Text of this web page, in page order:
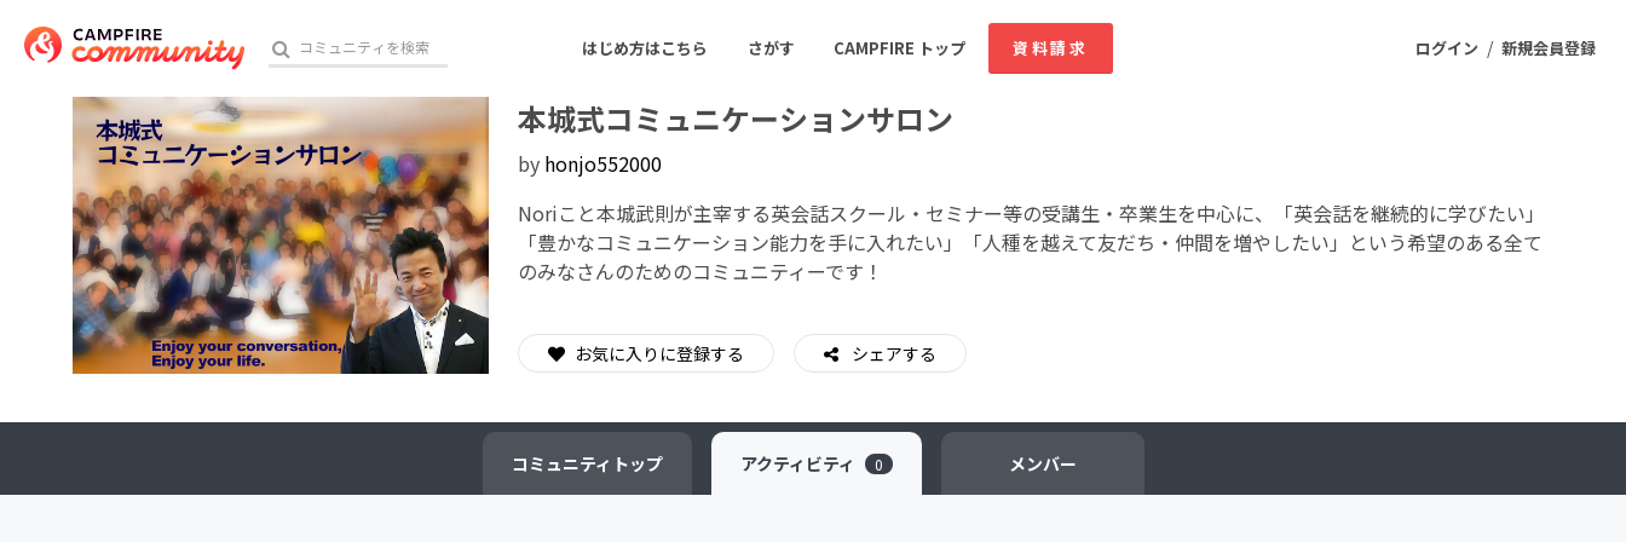
ログイン / 新規会員登録
はじめ方はこちら さがす CAMPFIRE トップ 資料請求
おすすめのコミュニティ 人気のコミュニティ 新着のコミュニティ
アート・写真
テクノロジー・ガジェット
ゲーム・サービス開発 フード・飲食店
ソーシャルグッド ビューティー・ヘルスケア
チャレンジ
本城式コミュニケーションサロン
by honjo552000
Noriこと本城武則が主宰する英会話スクール・セミナー等の受講生・卒業生を中心に、「英会話を継続的に学びたい」
「豊かなコミュニケーション能力を手に入れたい」「人種を越えて友だち・仲間を増やしたい」という希望のある全て
のみなさんのためのコミュニティーです！
お気に入りに登録する シェアする
コミュニティ トップ アクティビティ 0 メンバー